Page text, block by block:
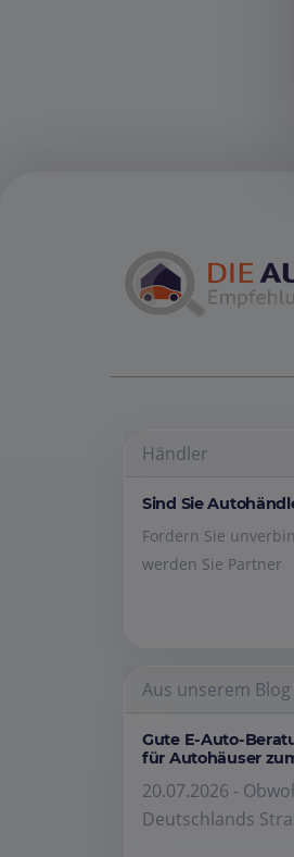
Händler
Sind Sie
Fordern Sie
werden Sie Partner
Aus unserem Blog
Gute E-Auto-
für Autohäuser
20.07.2026 -
Deutschlands